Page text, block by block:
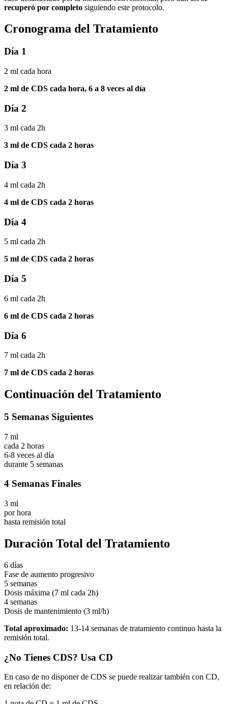
recuperó por completo siguiendo este protocolo.
Cronograma del Tratamiento
Día 1
2 ml cada hora
2 ml de CDS cada hora, 6 a 8 veces al día
Día 2
3 ml cada 2h
3 ml de CDS cada 2 horas
Día 3
4 ml cada 2h
4 ml de CDS cada 2 horas
Día 4
5 ml cada 2h
5 ml de CDS cada 2 horas
Día 5
6 ml cada 2h
6 ml de CDS cada 2 horas
Día 6
7 ml cada 2h
7 ml de CDS cada 2 horas
Continuación del Tratamiento
5 Semanas Siguientes
7 ml
cada 2 horas
6-8 veces al día
durante 5 semanas
4 Semanas Finales
3 ml
por hora
hasta remisión total
Duración Total del Tratamiento
6 días
Fase de aumento progresivo
5 semanas
Dosis máxima (7 ml cada 2h)
4 semanas
Dosis de mantenimiento (3 ml/h)
Total aproximado: 13-14 semanas de tratamiento continuo hasta la
remisión total.
¿No Tienes CDS? Usa CD
En caso de no disponer de CDS se puede realizar también con CD,
en relación de: